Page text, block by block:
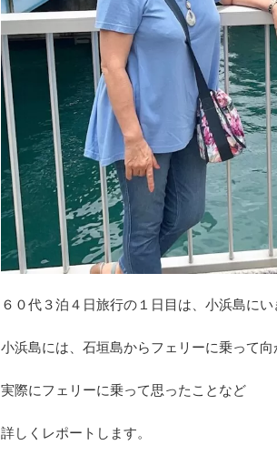
６０代３泊４日旅行の１日目は、小浜島にい
小浜島には、石垣島からフェリーに乗って向
実際にフェリーに乗って思ったことなど
詳しくレポートします。